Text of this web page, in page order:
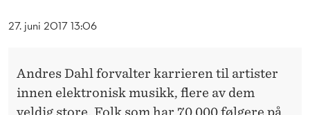
Æ27. juni 2017 13:06
Andres Dahl forvalter karrieren til artister
innen elektronisk musikk, flere av dem
veldig store. Folk som har 70 000 følgere på